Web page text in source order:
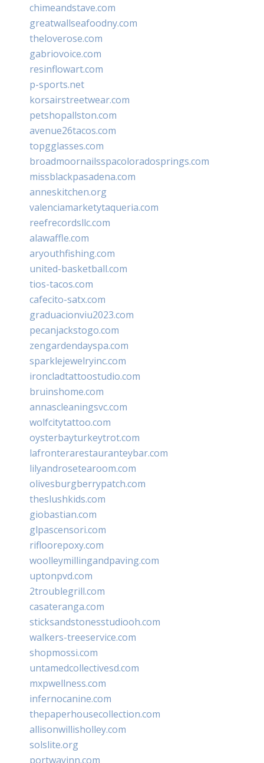
chimeandstave.com
greatwallseafoodny.com
theloverose.com
gabriovoice.com
resinflowart.com
p-sports.net
korsairstreetwear.com
petshopallston.com
avenue26tacos.com
topgglasses.com
broadmoornailsspacoloradosprings.com
missblackpasadena.com
anneskitchen.org
valenciamarketytaqueria.com
reefrecordsllc.com
alawaffle.com
aryouthfishing.com
united-basketball.com
tios-tacos.com
cafecito-satx.com
graduacionviu2023.com
pecanjackstogo.com
zengardendayspa.com
sparklejewelryinc.com
ironcladtattoostudio.com
bruinshome.com
annascleaningsvc.com
wolfcitytattoo.com
oysterbayturkeytrot.com
lafronterarestauranteybar.com
lilyandrosetearoom.com
olivesburgberrypatch.com
theslushkids.com
giobastian.com
glpascensori.com
rifloorepoxy.com
woolleymillingandpaving.com
uptonpvd.com
2troublegrill.com
casateranga.com
sticksandstonesstudiooh.com
walkers-treeservice.com
shopmossi.com
untamedcollectivesd.com
mxpwellness.com
infernocanine.com
thepaperhousecollection.com
allisonwillisholley.com
solslite.org
portwayinn.com